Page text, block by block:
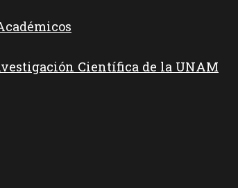
Científica de la UNAM